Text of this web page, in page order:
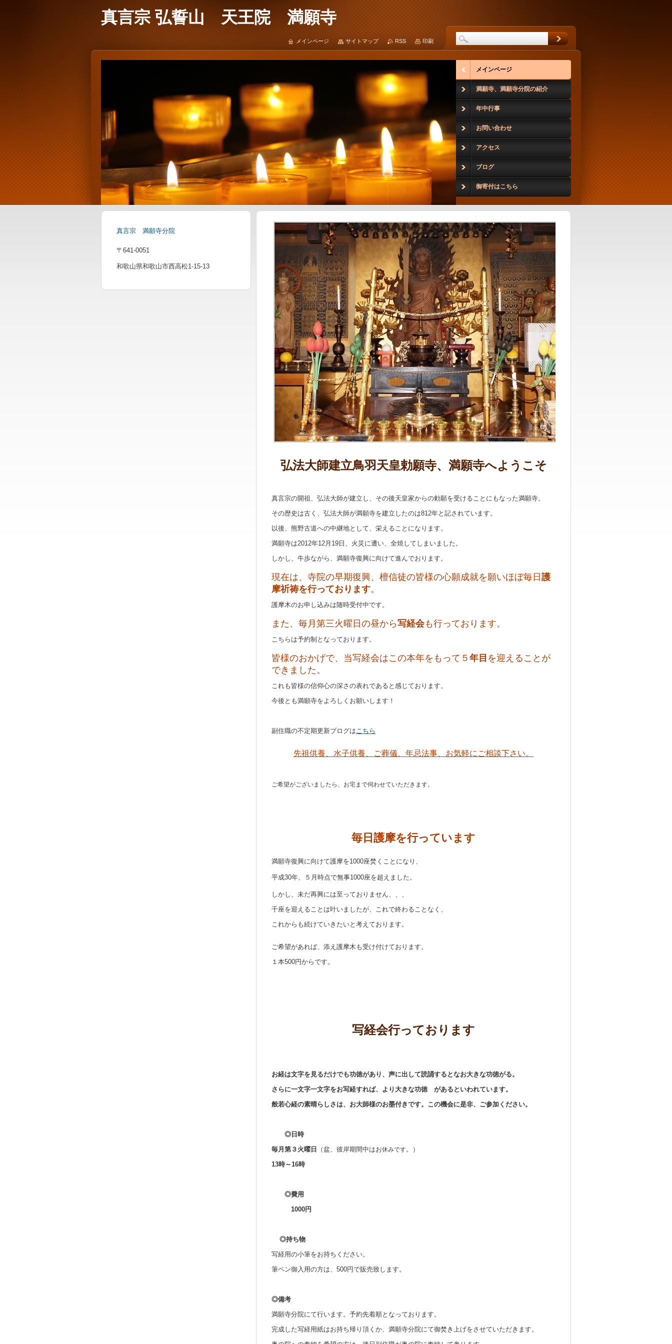
真言宗 弘誓山 天王院 満願寺
弘法大師建立鳥羽天皇勅願寺、満願寺へようこそ
真言宗の開祖、弘法大師が建立し、その後天皇家からの勅願を受けることにもなった満願寺。
その歴史は古く、弘法大師が満願寺を建立したのは812年と記されています。
以後、熊野古道への中継地として、栄えることになります。
満願寺は2012年12月19日、火災に遭い、全焼してしまいました。
しかし、牛歩ながら、満願寺復興に向けて進んでおります。
現在は、寺院の早期復興、檀信徒の皆様の心願成就を願いほぼ毎日 護
摩祈祷を行っております。
護摩木のお申し込みは随時受付中です。
また、毎月第三火曜日の昼から写経会も行っております。
こちらは予約制となっております。
皆様のおかげで、当写経会はこの本年をもって５ 年目 を迎えることが
できました。
これも皆様の信仰心の深さの表れであると感じております。
今後とも満願寺をよろしくお願いします！
副住職の不定期更新ブログはこちら
先祖供養、水子供養、ご葬儀、年忌法事、 お気軽にご相談下さい。
ご希望がございましたら、お宅まで伺わせていただきます。
毎日護摩を行っています
満願寺復興に向けて護摩を1000座焚くことになり、
平成30年、５月時点で無事1000座を超えました。
しかし、未だ再興には至っておりません、、、
千座を迎えることは叶いましたが、これで終わることなく、
これからも続けていきたいと考えております。
ご希望があれば、添え護摩木も受け付けております。
１本500円からです。
写経会行っております
お経は文字を見るだけでも功徳があり、声に出して読誦するとなお大きな功徳がる。
さらに一文字一文字をお写経すれば、より大きな功徳 があるといわれています。
般若心経の素晴らしさは、お大師様のお墨付きです。 この機会に是非、ご参加ください。
◎日時
毎月第３火曜日
（盆、彼岸期間中はお休みです。）
13時～16時
◎費用
1000円
◎持ち物
写経用の小筆をお持ちください。
筆ペン御入用の方は、500円で販売致します。
◎備考
満願寺分院にて行います。予約先着順となっております。
完成した写経用紙はお持ち帰り頂くか、満願寺分院にて御焚き上げをさせていただきます。
真言宗 満願寺分院
〒641-0051
和歌山県和歌山市西高松1-15-13
メインページ
満願寺、満願寺分院の紹介
年中行事
お問い合わせ
アクセス
ブログ
御寄付はこちら
メインページ サイトマップ RSS 印刷